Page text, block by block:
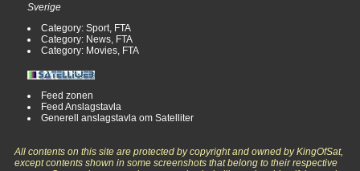
Sverige
Category: Sport, FTA
Category: News, FTA
Category: Movies, FTA
Feed zonen
Feed Anslagstavla
Generell anslagstavla om Satelliter
All contents on this site are protected by copyright and owned by KingOfSat,
except contents shown in some screenshots that belong to their respective